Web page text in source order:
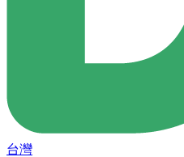
台灣